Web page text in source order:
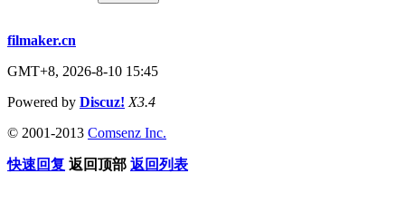
filmaker.cn
GMT+8, 2026-8-10 15:45
Powered by Discuz! X3.4
© 2001-2013 Comsenz Inc.
快速回复 返回顶部 返回列表